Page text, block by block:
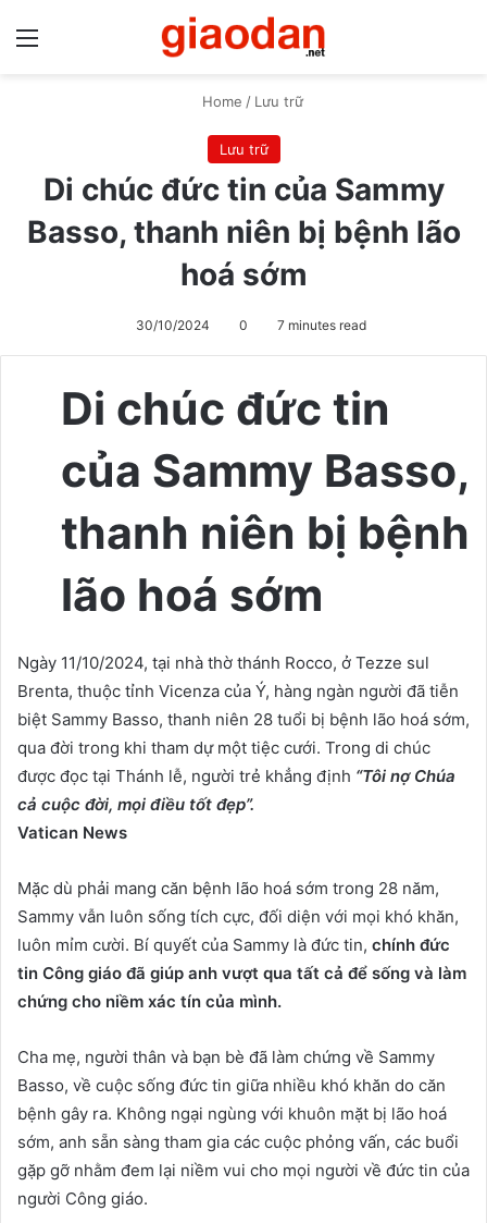
Home / Lưu trữ
Lưu trữ
Di chúc đức tin của Sammy
Basso, thanh niên bị bệnh lão
hoá sớm
30/10/2024 0 7 minutes read
Di chúc đức tin
của Sammy Basso,
thanh niên bị bệnh
lão hoá sớm
Ngày 11/10/2024, tại nhà thờ thánh Rocco, ở Tezze sul
Brenta, thuộc tỉnh Vicenza của Ý, hàng ngàn người đã tiễn
biệt Sammy Basso, thanh niên 28 tuổi bị bệnh lão hoá sớm,
qua đời trong khi tham dự một tiệc cưới. Trong di chúc
được đọc tại Thánh lễ, người trẻ khẳng định “Tôi nợ Chúa
cả cuộc đời, mọi điều tốt đẹp”.
Vatican News
Mặc dù phải mang căn bệnh lão hoá sớm trong 28 năm,
Sammy vẫn luôn sống tích cực, đối diện với mọi khó khăn,
luôn mỉm cười. Bí quyết của Sammy là đức tin, chính đức
tin Công giáo đã giúp anh vượt qua tất cả để sống và làm
chứng cho niềm xác tín của mình.
Cha mẹ, người thân và bạn bè đã làm chứng về Sammy
Basso, về cuộc sống đức tin giữa nhiều khó khăn do căn
bệnh gây ra. Không ngại ngùng với khuôn mặt bị lão hoá
sớm, anh sẵn sàng tham gia các cuộc phỏng vấn, các buổi
gặp gỡ nhằm đem lại niềm vui cho mọi người về đức tin của
người Công giáo.